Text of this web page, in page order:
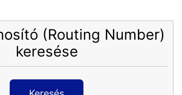
(Routing Number)
keresése